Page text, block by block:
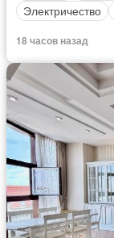
Электричество
18 часов назад